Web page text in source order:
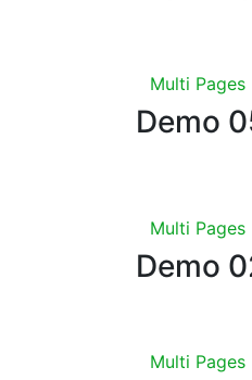
Multi Pages
Demo
Multi Pages
Demo
Multi Pages